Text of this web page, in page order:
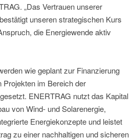
„Das Vertrauen unserer
unseren strategischen Kurs
die Energiewende aktiv
wie geplant zur Finanzierung
Projekten im Bereich der
ENERTRAG nutzt das Kapital
von Wind- und Solarenergie,
Energiekonzepte und leistet
zu einer nachhaltigen und sicheren